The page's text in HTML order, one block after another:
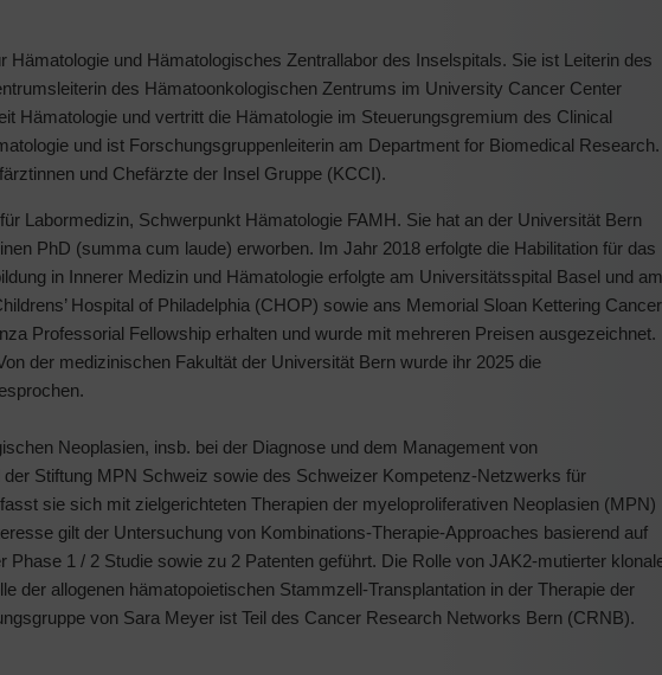
und Hämatologisches Zentrallabor des Inselspitals. Sie ist Leiterin des
des Hämatoonkologischen Zentrums im University Cancer Center
Hämatologie und vertritt die Hämatologie im Steuerungsgremium des Clinical
und ist Forschungsgruppenleiterin am Department for Biomedical Research.
und Chefärzte der Insel Gruppe (KCCI).
Labormedizin, Schwerpunkt Hämatologie FAMH. Sie hat an der Universität Bern
PhD (summa cum laude) erworben. Im Jahr 2018 erfolgte die Habilitation für das
in Innerer Medizin und Hämatologie erfolgte am Universitätsspital Basel und am
Hospital of Philadelphia (CHOP) sowie ans Memorial Sloan Kettering Cancer
Professorial Fellowship erhalten und wurde mit mehreren Preisen ausgezeichnet.
der medizinischen Fakultät der Universität Bern wurde ihr 2025 die
Neoplasien, insb. bei der Diagnose und dem Management von
Stiftung MPN Schweiz sowie des Schweizer Kompetenz-Netzwerks für
sie sich mit zielgerichteten Therapien der myeloproliferativen Neoplasien (MPN)
gilt der Untersuchung von Kombinations-Therapie-Approaches basierend auf
1 / 2 Studie sowie zu 2 Patenten geführt. Die Rolle von JAK2-mutierter
der allogenen hämatopoietischen Stammzell-Transplantation in der Therapie der
von Sara Meyer ist Teil des Cancer Research Networks Bern (CRNB).